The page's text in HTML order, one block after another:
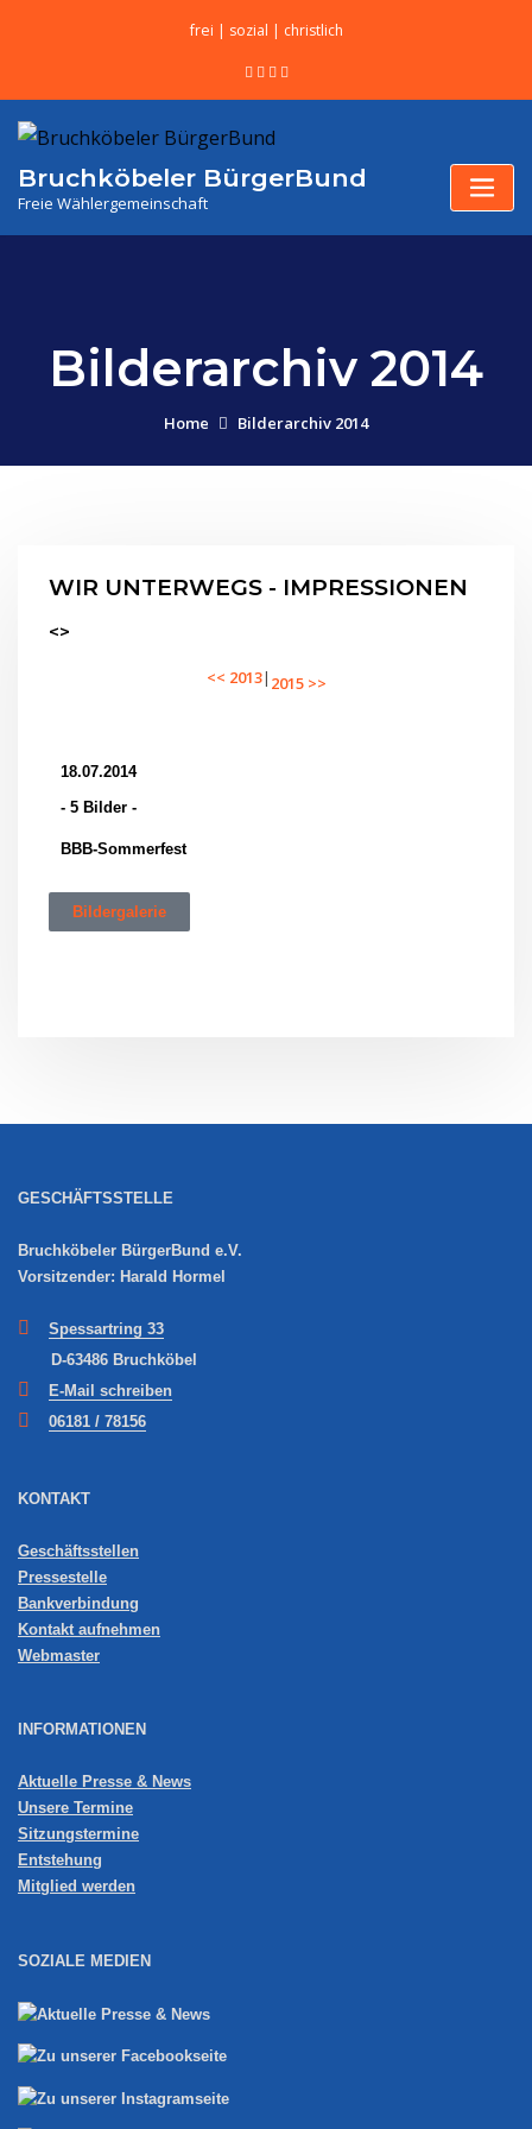
frei | sozial | christlich
Bruchköbeler BürgerBund
Freie Wählergemeinschaft
Bilderarchiv 2014
Home Bilderarchiv 2014
WIR UNTERWEGS - IMPRESSIONEN
<>
<< 2013| 2015 >>
18.07.2014
- 5 Bilder -
BBB-Sommerfest
Bildergalerie
GESCHÄFTSSTELLE
Bruchköbeler BürgerBund e.V.
Vorsitzender: Harald Hormel
Spessartring 33
D-63486 Bruchköbel
E-Mail schreiben
06181 / 78156
KONTAKT
Geschäftsstellen
Pressestelle
Bankverbindung
Kontakt aufnehmen
Webmaster
INFORMATIONEN
Aktuelle Presse & News
Unsere Termine
Sitzungstermine
Entstehung
Mitglied werden
SOZIALE MEDIEN